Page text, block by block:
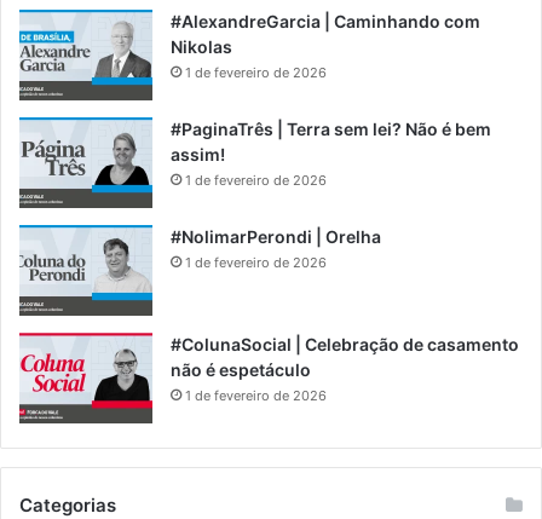
#AlexandreGarcia | Caminhando com
Nikolas
1 de fevereiro de 2026
#PaginaTrês | Terra sem lei? Não é bem
assim!
1 de fevereiro de 2026
#NolimarPerondi | Orelha
1 de fevereiro de 2026
#ColunaSocial | Celebração de casamento
não é espetáculo
1 de fevereiro de 2026
Categorias